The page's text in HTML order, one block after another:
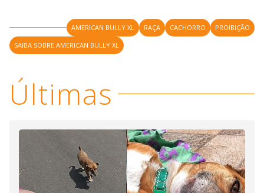
AMERICAN BULLY XL RAÇA CACHORRO
PROIBIÇÃO
SAIBA SOBRE AMERICAN BULLY XL
Últimas